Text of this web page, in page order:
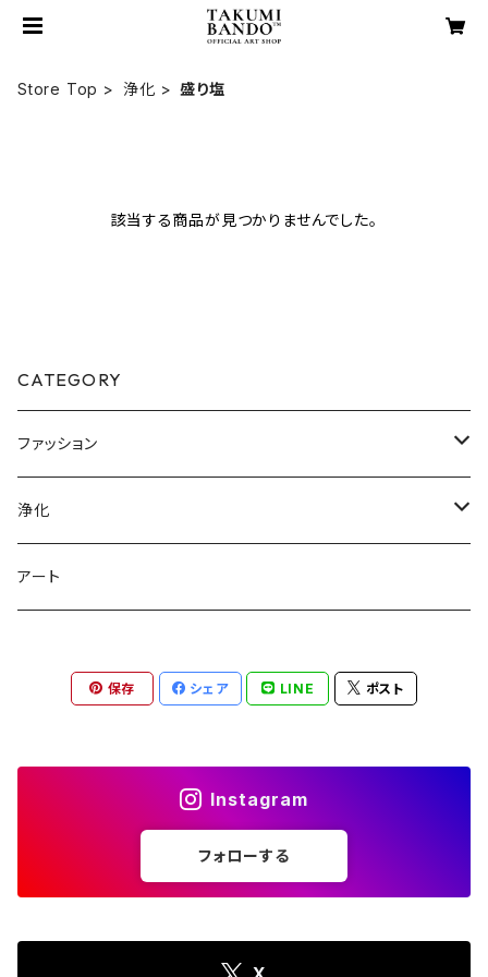
Store Top 浄化 盛り塩
該当する商品が見つかりませんでした。
CATEGORY
ファッション
Tシャツ
浄化
盛り塩
アート
保存 シェア LINE ポスト
Instagram
フォローする